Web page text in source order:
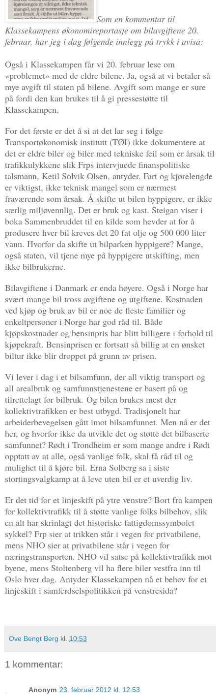
Som en kommentar til
Klassekampens økonomireportasje om bilavgiftene 20.
februar, har jeg i dag følgende innlegg på trykk i avisa:
Også i Klassekampen får vi 20. februar lese om
«problemet» med de eldre bilene. Ja, også at vi betaler så
mye avgift til staten på bilene. Avgift som mange er sure
på fordi den kan brukes til å gi pressestøtte til
Klassekampen.
For det første er det å si at det lar seg i følge
Transportøkonomisk institutt (TØI) ikke dokumentere at
det er eldre biler og biler med tekniske feil som er årsak til
trafikkulykkene slik Frps intervjuede finanspolitiske
talsmann, Ketil Solvik-Olsen, antyder. Fart og kjørelengde
er viktigst, ikke teknisk mangel som er nærmest
fraværende som årsak. Å skifte ut bilen hyppigere, er ikke
særlig miljøvennlig. Det er bruk og kast. Steigan viser i
boka Sammenbruddet til en kilde som hevder at for å
produsere hver bil kreves det 20 fat olje og 500 000 liter
vann. Hvorfor da skifte ut bilparken hyppigere? Mange,
også staten, vil tjene mye på hyppigere utskifting, men
ikke bilbrukerne.
Bilavgiftene i Danmark er enda høyere. Også i Norge har
svært mange bil tross avgiftene og utgiftene. Kostnaden
ved kjøp og bruk av bil er noe de fleste familier og
enkeltpersoner i Norge har god råd til. Både
kjøpskostnader og bensinpris har blitt billigere i forhold til
kjøpekraft. Bensinprisen er fortsatt så billig at en ønsket
biltur ikke blir droppet på grunn av prisen.
Vi lever i dag i et bilsamfunn, der all viktig transport og
all arealbruk og samfunnstjenestene er basert på og
tilrettelagt for bilbruk. Og bilen brukes mest der
kollektivtrafikken er best utbygd. Tradisjonelt har
arbeiderbevegelsen gått imot bilsamfunnet. Men nå er det
her, og hvorfor ikke da utvikle det og støtte det bilbaserte
samfunnet? Rødt i Trondheim er som mange andre i Rødt
opptatt av at alle, også vanlige folk, skal få råd til og
mulighet til å kjøre bil. Erna Solberg sa i siste
stortingsvalgkamp at å leve uten bil er et uverdig liv.
Er det tid for et linjeskift på ytre venstre? Bort fra kampen
for kollektivtrafikk til å støtte vanlige folks bilbehov, slik
en alt har skrinlagt det historiske fattigdomssymbolet
sykkel? Frp sier at trikken står i vegen for privatbilene,
mens NHO sier at privatbilene står i vegen for
næringstransporten. NHO vil satse på kollektivtrafikk mot
byene, mens Stoltenberg vil ha flere biler vestfra inn til
Oslo hver dag. Antyder Klassekampen nå et behov for et
linjeskift i samferdselspolitikken på venstresida?
Ove Bengt Berg kl. 10:53
1 kommentar:
Anonym 23. februar 2012 kl. 12:53